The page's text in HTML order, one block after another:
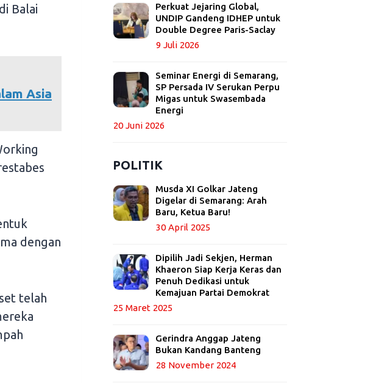
Balai
Asia
dengan
telah
Perkuat Jejaring Global,
UNDIP Gandeng IDHEP untuk
Double Degree Paris-Saclay
9 Juli 2026
Seminar Energi di Semarang,
SP Persada IV Serukan Perpu
Migas untuk Swasembada
Energi
20 Juni 2026
POLITIK
Musda XI Golkar Jateng
Digelar di Semarang: Arah
Baru, Ketua Baru!
30 April 2025
Dipilih Jadi Sekjen, Herman
Khaeron Siap Kerja Keras dan
Penuh Dedikasi untuk
Kemajuan Partai Demokrat
25 Maret 2025
Gerindra Anggap Jateng
Bukan Kandang Banteng
28 November 2024